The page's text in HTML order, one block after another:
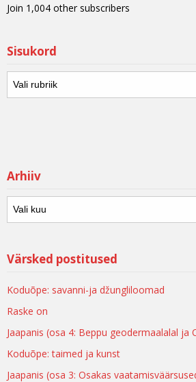
Join 1,004 other subscribers
Sisukord
Arhiiv
Värsked postitused
Koduõpe: savanni-ja džungliloomad
Raske on
Jaapanis (osa 4: Beppu geodermaalalal ja
Koduõpe: taimed ja kunst
Jaapanis (osa 3: Osakas